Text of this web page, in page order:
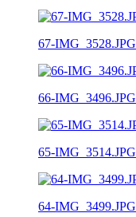
67-IMG_3528.JPG
66-IMG_3496.JPG
65-IMG_3514.JPG
64-IMG_3499.JPG